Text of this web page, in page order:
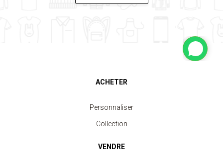
ACHETER
Personnaliser
Collection
VENDRE